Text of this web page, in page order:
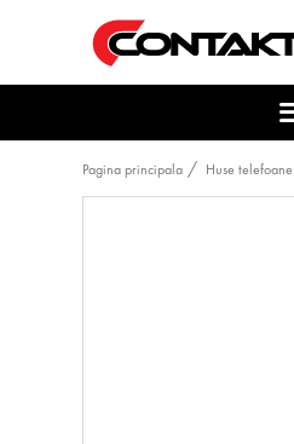
Pagina principala Huse telefoane